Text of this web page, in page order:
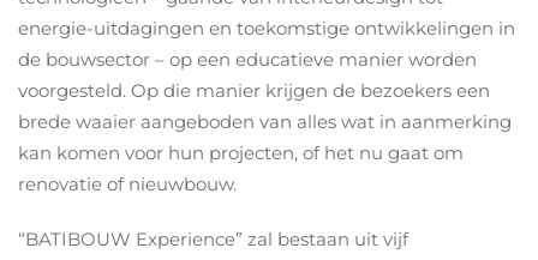
energie-uitdagingen en toekomstige ontwikkelingen in
de bouwsector – op een educatieve manier worden
voorgesteld. Op die manier krijgen de bezoekers een
brede waaier aangeboden van alles wat in aanmerking
kan komen voor hun projecten, of het nu gaat om
renovatie of nieuwbouw.
“BATIBOUW Experience” zal bestaan uit vijf